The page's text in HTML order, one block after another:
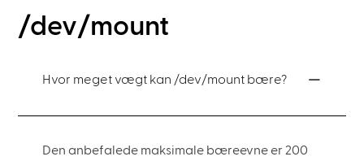
/dev/mount
Hvor meget vægt kan /dev/mount bære?
Den anbefalede maksimale bæreevne er 200